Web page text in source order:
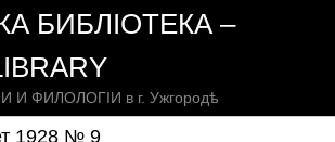
БИБЛІОТЕКА –
И ФИЛОЛОГІИ в г. Ужгородѣ
1928 № 9